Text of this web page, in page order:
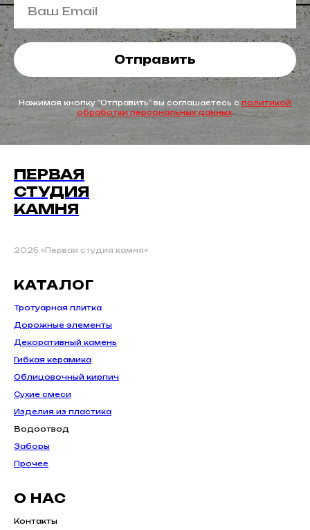
Отправить
Нажимая кнопку "Отправить" вы соглашаетесь с политикой
обработки персональных данных.
ПЕРВАЯ
СТУДИЯ
КАМНЯ
2025 «Первая студия камня»
КАТАЛОГ
Тротуарная плитка
Дорожные элементы
Декоративный камень
Гибкая керамика
Облицовочный кирпич
Сухие смеси
Изделия из пластика
Водоотвод
Заборы
Прочее
О НАС
Контакты